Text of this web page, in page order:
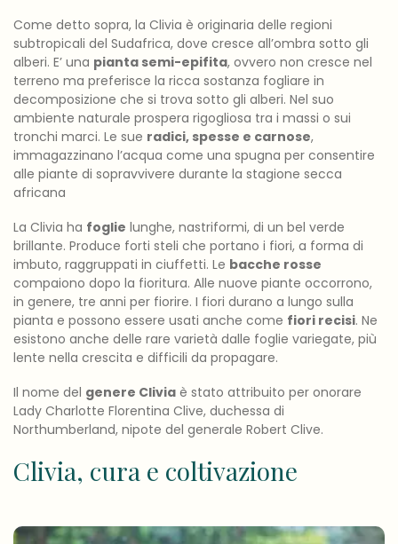
Come detto sopra, la Clivia è originaria delle regioni
subtropicali del Sudafrica, dove cresce all’ombra sotto gli
alberi. E’ una pianta semi-epifita, ovvero non cresce nel
terreno ma preferisce la ricca sostanza fogliare in
decomposizione che si trova sotto gli alberi. Nel suo
ambiente naturale prospera rigogliosa tra i massi o sui
tronchi marci. Le sue radici, spesse e carnose,
immagazzinano l’acqua come una spugna per consentire
alle piante di sopravvivere durante la stagione secca
africana
La Clivia ha foglie lunghe, nastriformi, di un bel verde
brillante. Produce forti steli che portano i fiori, a forma di
imbuto, raggruppati in ciuffetti. Le bacche rosse
compaiono dopo la fioritura. Alle nuove piante occorrono,
in genere, tre anni per fiorire. I fiori durano a lungo sulla
pianta e possono essere usati anche come fiori recisi. Ne
esistono anche delle rare varietà dalle foglie variegate, più
lente nella crescita e difficili da propagare.
Il nome del genere Clivia è stato attribuito per onorare
Lady Charlotte Florentina Clive, duchessa di
Northumberland, nipote del generale Robert Clive.
Clivia, cura e coltivazione